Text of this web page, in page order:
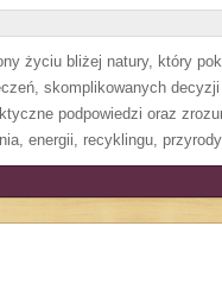
życiu bliżej natury, który
skomplikowanych
podpowiedzi oraz
energii, recyklingu,